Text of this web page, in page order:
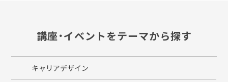
講座・イベントをテーマから探す
キャリアデザイン